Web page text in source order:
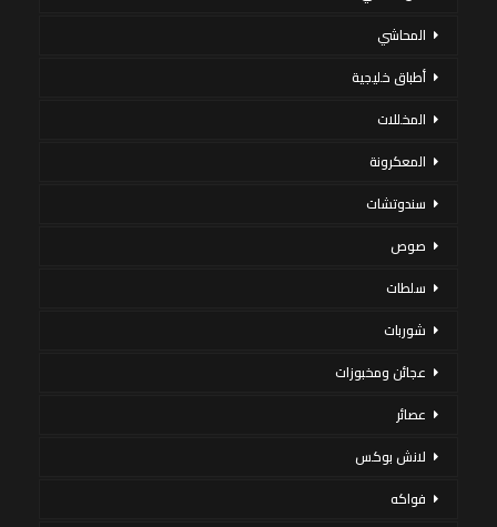
المحاشي
أطباق خليجية
المخللات
المعكرونة
سندوتشات
صوص
سلطات
شوربات
عجائن ومخبوزات
عصائر
لانش بوكس
فواكه